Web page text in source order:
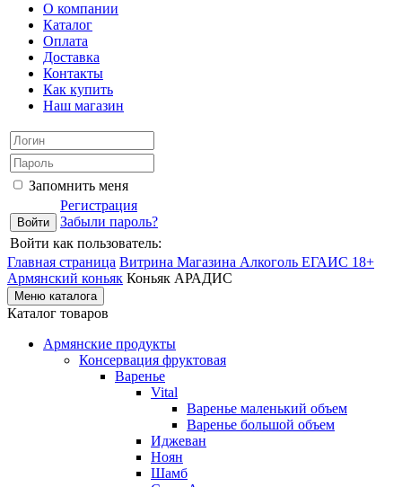
О компании
Каталог
Оплата
Доставка
Контакты
Как купить
Наш магазин
Запомнить меня
Регистрация
Забыли пароль?
Войти как пользователь:
Главная страница Витрина Магазина Алкоголь ЕГАИС 18+
Армянский коньяк Коньяк АРАДИС
Меню каталога
Каталог товаров
Армянские продукты
Консервация фруктовая
Варенье
Vital
Варенье маленький объем
Варенье большой объем
Иджеван
Ноян
Шамб